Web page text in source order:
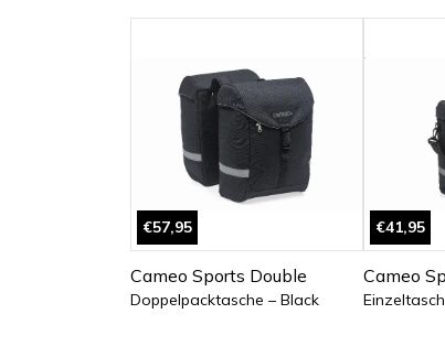
€57,95
Cameo Sports Double
Doppelpacktasche – Black
€41,95
Cameo